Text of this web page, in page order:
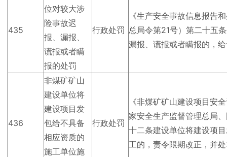
435
位对较大涉
险事故迟
报、漏报、
谎报或者瞒
报的处罚
行政处罚
《生产安全事故信息报告
总局令第21号）第二十五
漏报、谎报或者瞒报的，
436
非煤矿矿山
建设单位将
建设项目发
包给不具备
相应资质的
施工单位施
行政处罚
《非煤矿矿山建设项目安
家安全生产监督管理总局
十二条建设单位将建设项
工的，责令限期改正，并